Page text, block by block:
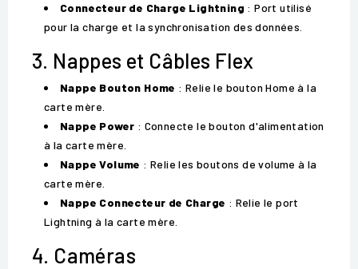
Connecteur de Charge Lightning : Port utilisé
pour la charge et la synchronisation des données.
3. Nappes et Câbles Flex
Nappe Bouton Home : Relie le bouton Home à la
carte mère.
Nappe Power : Connecte le bouton d'alimentation
à la carte mère.
Nappe Volume : Relie les boutons de volume à la
carte mère.
Nappe Connecteur de Charge : Relie le port
Lightning à la carte mère.
4. Caméras